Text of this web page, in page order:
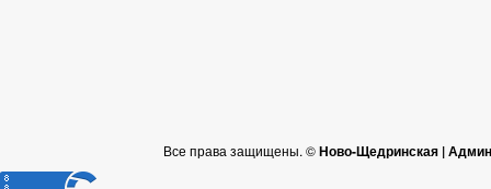
Все права защищены. ©Ново-Щедринская |